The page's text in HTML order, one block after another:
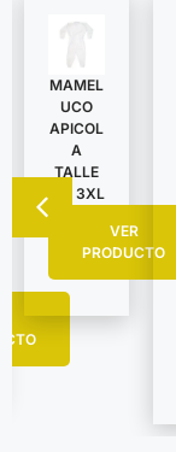
MAMEL
UCO
APICOL
A
TALLE
S A 3XL
VER
PRODUCTO